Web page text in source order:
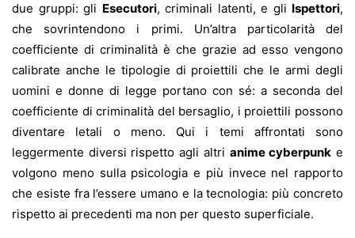
due gruppi: gli Esecutori, criminali latenti, e gli Ispettori,
che sovrintendono i primi. Un’altra particolarità del
coefficiente di criminalità è che grazie ad esso vengono
calibrate anche le tipologie di proiettili che le armi degli
uomini e donne di legge portano con sé: a seconda del
coefficiente di criminalità del bersaglio, i proiettili possono
diventare letali o meno. Qui i temi affrontati sono
leggermente diversi rispetto agli altri anime cyberpunk e
volgono meno sulla psicologia e più invece nel rapporto
che esiste fra l’essere umano e la tecnologia: più concreto
rispetto ai precedenti ma non per questo superficiale.